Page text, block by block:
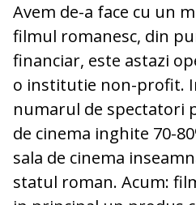
Avem de-a face cu un
filmul romanesc, din
financiar, este astazi
o institutie non-profit.
numarul de spectatori
de cinema inghite 70-
sala de cinema
statul roman. Acum: